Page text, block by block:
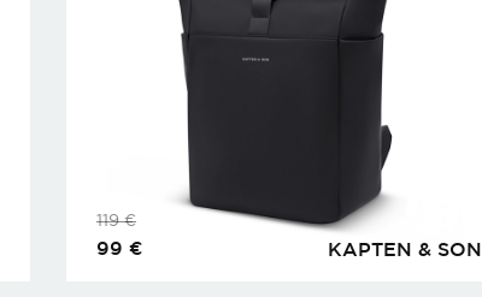
KAPTEN & SON
119€
99 €